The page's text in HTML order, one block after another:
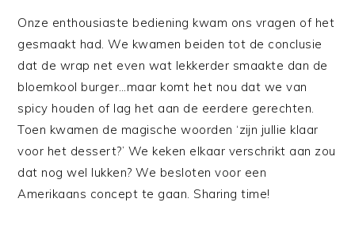
Onze enthousiaste bediening kwam ons vragen of het
gesmaakt had. We kwamen beiden tot de conclusie
dat de wrap net even wat lekkerder smaakte dan de
bloemkool burger…maar komt het nou dat we van
spicy houden of lag het aan de eerdere gerechten.
Toen kwamen de magische woorden ‘zijn jullie klaar
voor het dessert?’ We keken elkaar verschrikt aan zou
dat nog wel lukken? We besloten voor een
Amerikaans concept te gaan. Sharing time!